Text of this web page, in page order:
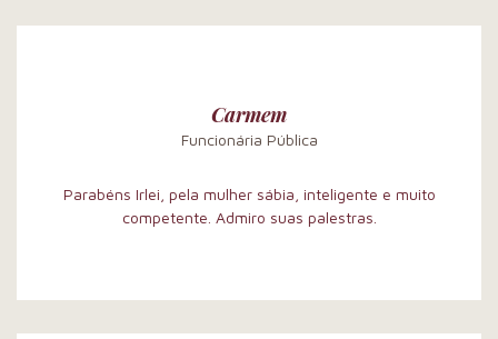
Carmem
Funcionária Pública
Parabéns Irlei, pela mulher sábia, inteligente e muito
competente. Admiro suas palestras.